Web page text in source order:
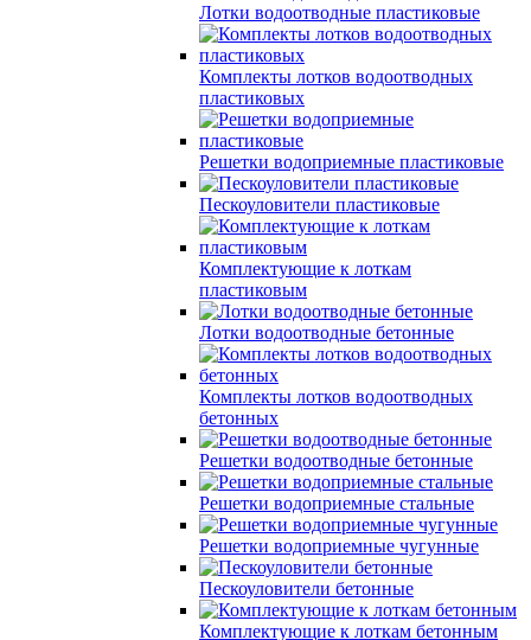
Лотки водоотводные пластиковые
Комплекты лотков водоотводных
пластиковых
Решетки водоприемные пластиковые
Пескоуловители пластиковые
Комплектующие к лоткам
пластиковым
Лотки водоотводные бетонные
Комплекты лотков водоотводных
бетонных
Решетки водоотводные бетонные
Решетки водоприемные стальные
Решетки водоприемные чугунные
Пескоуловители бетонные
Комплектующие к лоткам бетонным